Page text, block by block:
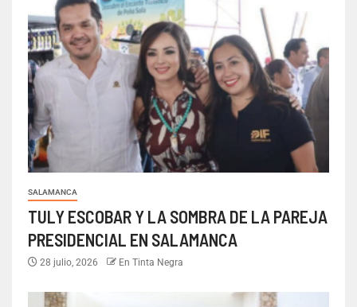
SALAMANCA
TULY ESCOBAR Y LA SOMBRA DE LA PAREJA
PRESIDENCIAL EN SALAMANCA
28 julio, 2026 En Tinta Negra